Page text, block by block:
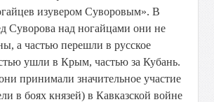
изувером Суворовым». В
Суворова над ногайцами они не
а частью перешли в русское
ушли в Крым, частью за Кубань.
принимали значительное участие
в боях князей) в Кавказской войне